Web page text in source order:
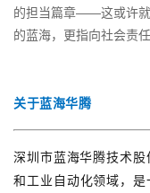
的担当篇章——这或许就
的蓝海，更指向社会责
关于蓝海华腾
深圳市蓝海华腾技术
和工业自动化领域，